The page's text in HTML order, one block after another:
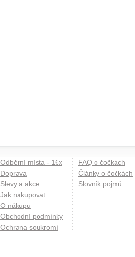
Odběrní místa - 16x
Doprava
Slevy a akce
Jak nakupovat
O nákupu
Obchodní podmínky
Ochrana soukromí
FAQ o čočkách
Články o čočkách
Slovník pojmů